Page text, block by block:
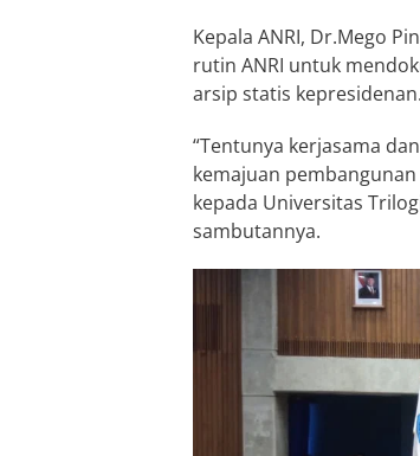
Kepala ANRI, Dr.Mego
rutin ANRI untuk
arsip statis kepresidenan.
“Tentunya kerjasama
kemajuan
kepada Universitas
sambutannya.